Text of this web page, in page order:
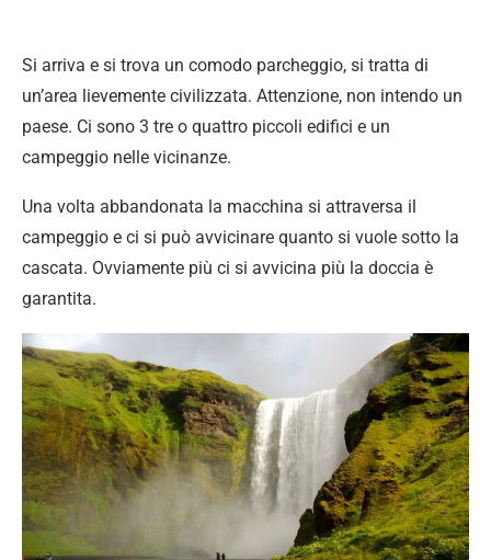
Si arriva e si trova un comodo parcheggio, si tratta di
un’area lievemente civilizzata. Attenzione, non intendo un
paese. Ci sono 3 tre o quattro piccoli edifici e un
campeggio nelle vicinanze.
Una volta abbandonata la macchina si attraversa il
campeggio e ci si può avvicinare quanto si vuole sotto la
cascata. Ovviamente più ci si avvicina più la doccia è
garantita.